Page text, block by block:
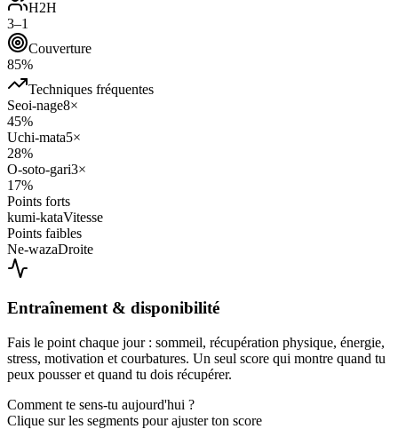
H2H
3–1
Couverture
85%
Techniques fréquentes
Seoi-nage8×
45%
Uchi-mata5×
28%
O-soto-gari3×
17%
Points forts
kumi-kataVitesse
Points faibles
Ne-wazaDroite
Entraînement & disponibilité
Fais le point chaque jour : sommeil, récupération physique, énergie,
stress, motivation et courbatures. Un seul score qui montre quand tu
peux pousser et quand tu dois récupérer.
Comment te sens-tu aujourd'hui ?
Clique sur les segments pour ajuster ton score